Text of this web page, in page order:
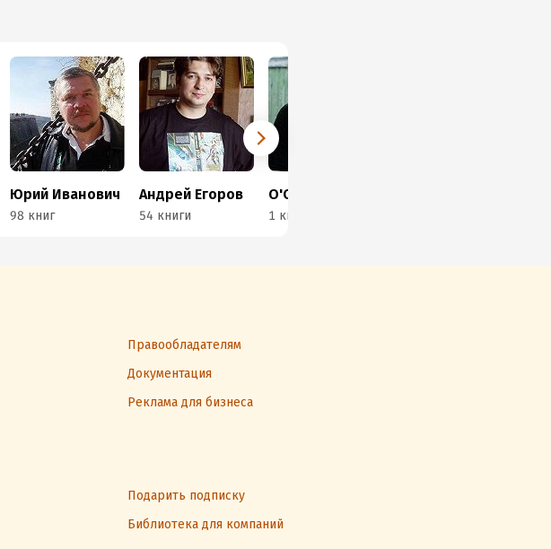
Юрий Иванович
98 книг
Андрей Егоров
54 книги
О'Санчес
1 книга
Правообладателям
Документация
Реклама для бизнеса
Подарить подписку
Библиотека для компаний